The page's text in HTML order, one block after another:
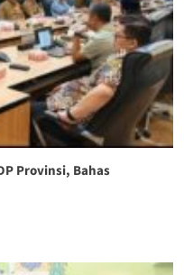
Provinsi, Bahas